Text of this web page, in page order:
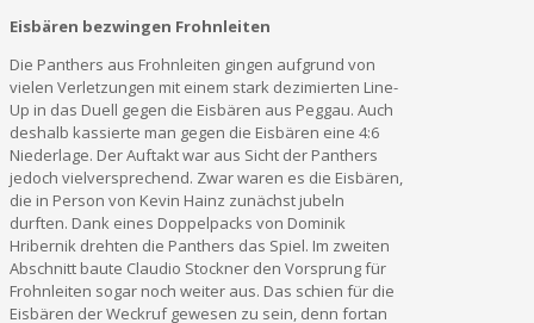
Eisbären bezwingen Frohnleiten
Die Panthers aus Frohnleiten gingen aufgrund von
vielen Verletzungen mit einem stark dezimierten Line-
Up in das Duell gegen die Eisbären aus Peggau. Auch
deshalb kassierte man gegen die Eisbären eine 4:6
Niederlage. Der Auftakt war aus Sicht der Panthers
jedoch vielversprechend. Zwar waren es die Eisbären,
die in Person von Kevin Hainz zunächst jubeln
durften. Dank eines Doppelpacks von Dominik
Hribernik drehten die Panthers das Spiel. Im zweiten
Abschnitt baute Claudio Stockner den Vorsprung für
Frohnleiten sogar noch weiter aus. Das schien für die
Eisbären der Weckruf gewesen zu sein, denn fortan